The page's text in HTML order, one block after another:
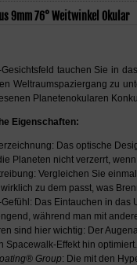
9mm 76° Weitwinkel Okular
Gesichtsfeld tauchen Sie in
Weltraumspaziergang zu
Planetenokularen
Eigenschaften:
Das optische
Planeten nicht verzerrt,
Vergleichen Sie
zu dem passt, was
Das Eintauchen in das
während man mit
sind hier wichtig: Der
Spacewalk-Effekt hin optimiert.
Group: Die mit den